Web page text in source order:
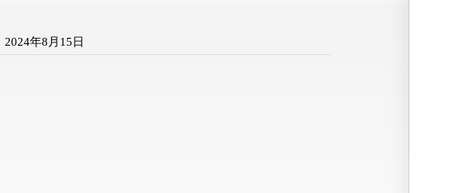
2024年8月15日